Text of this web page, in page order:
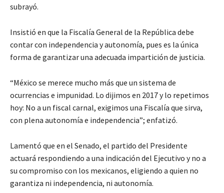
subrayó.
Insistió en que la Fiscalía General de la República debe
contar con independencia y autonomía, pues es la única
forma de garantizar una adecuada impartición de justicia.
“México se merece mucho más que un sistema de
ocurrencias e impunidad. Lo dijimos en 2017 y lo repetimos
hoy: No a un fiscal carnal, exigimos una Fiscalía que sirva,
con plena autonomía e independencia”; enfatizó.
Lamentó que en el Senado, el partido del Presidente
actuará respondiendo a una indicación del Ejecutivo y no a
su compromiso con los mexicanos, eligiendo a quien no
garantiza ni independencia, ni autonomía.